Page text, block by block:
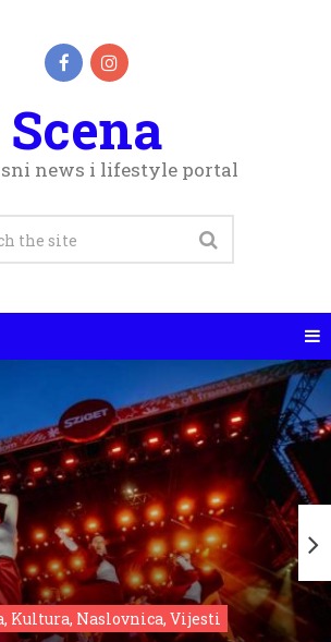
Scena
news i lifestyle portal
Kultura, Naslovnica, Vijesti